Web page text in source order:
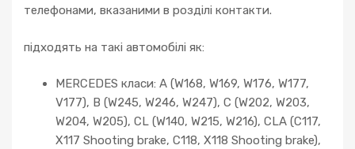
телефонами, вказаними в розділі контакти.
підходять на такі автомобілі як:
MERCEDES класи: A (W168, W169, W176, W177,
V177), B (W245, W246, W247), C (W202, W203,
W204, W205), CL (W140, W215, W216), CLA (C117,
X117 Shooting brake, C118, X118 Shooting brake),